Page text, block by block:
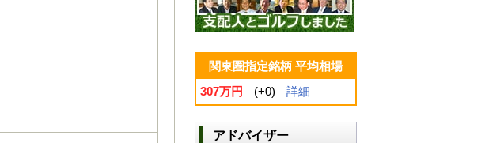
関東圏指定銘柄 平均相場
307万円
(+0) 詳細
アドバイザー